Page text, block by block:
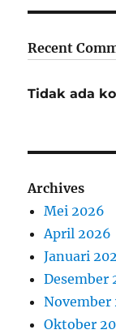
Recent
Tidak ada
Archives
Mei 2026
April 2026
Januari
Desember
November
Oktober